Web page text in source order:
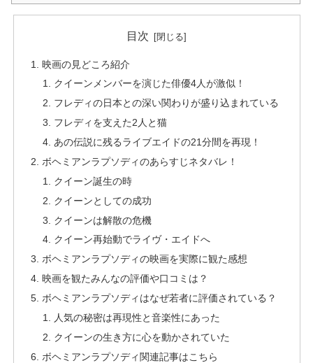
目次
映画の見どころ紹介
クイーンメンバーを演じた俳優4人が激似！
フレディの日本との深い関わりが盛り込まれている
フレディを支えた2人と猫
あの伝説に残るライブエイドの21分間を再現！
ボヘミアンラプソディのあらすじネタバレ！
クイーン誕生の時
クイーンとしての成功
クイーンは解散の危機
クイーン再始動でライヴ・エイドへ
ボヘミアンラプソディの映画を実際に観た感想
映画を観たみんなの評価や口コミは？
ボヘミアンラプソディはなぜ若者に評価されている？
人気の秘密は再現性と音楽性にあった
クイーンの生き方に心を動かされていた
ボヘミアンラプソディ関連記事はこちら